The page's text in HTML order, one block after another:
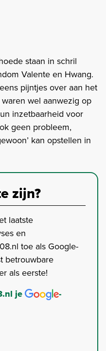
staan in schril
Valente en Hwang.
pijntjes over aan het
wel aanwezig op
inzetbaarheid voor
geen probleem,
kan opstellen in
zijn?
laatste
en
toe als Google-
betrouwbare
als eerste!
je
-